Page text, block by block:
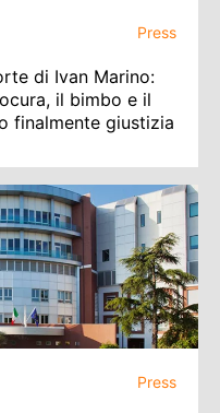
Press
di Ivan Marino:
il bimbo e il
finalmente giustizia
Press